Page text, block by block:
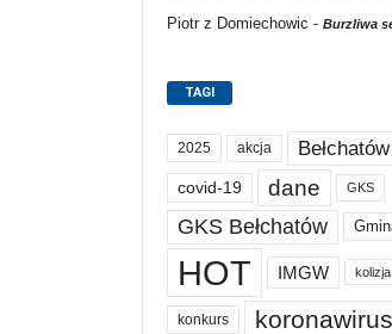
Piotr z Domiechowic - Burzliwa
TAGI
2025 akcja Bełchatów
covid-19 dane GKS
GKS Bełchatów
HOT IMGW kolizja
konkurs koronawirus